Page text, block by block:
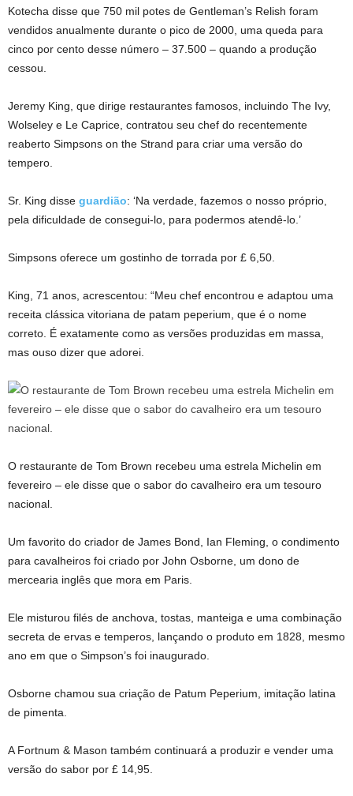
Kotecha disse que 750 mil potes de Gentleman’s Relish foram
vendidos anualmente durante o pico de 2000, uma queda para
cinco por cento desse número – 37.500 – quando a produção
cessou.
Jeremy King, que dirige restaurantes famosos, incluindo The Ivy,
Wolseley e Le Caprice, contratou seu chef do recentemente
reaberto Simpsons on the Strand para criar uma versão do
tempero.
Sr. King disse guardião: ‘Na verdade, fazemos o nosso próprio,
pela dificuldade de consegui-lo, para podermos atendê-lo.’
Simpsons oferece um gostinho de torrada por £ 6,50.
King, 71 anos, acrescentou: “Meu chef encontrou e adaptou uma
receita clássica vitoriana de patam peperium, que é o nome
correto. É exatamente como as versões produzidas em massa,
mas ouso dizer que adorei.
O restaurante de Tom Brown recebeu uma estrela Michelin em
fevereiro – ele disse que o sabor do cavalheiro era um tesouro
nacional.
Um favorito do criador de James Bond, Ian Fleming, o condimento
para cavalheiros foi criado por John Osborne, um dono de
mercearia inglês que mora em Paris.
Ele misturou filés de anchova, tostas, manteiga e uma combinação
secreta de ervas e temperos, lançando o produto em 1828, mesmo
ano em que o Simpson’s foi inaugurado.
Osborne chamou sua criação de Patum Peperium, imitação latina
de pimenta.
A Fortnum & Mason também continuará a produzir e vender uma
versão do sabor por £ 14,95.